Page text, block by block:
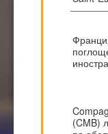
(CMB)